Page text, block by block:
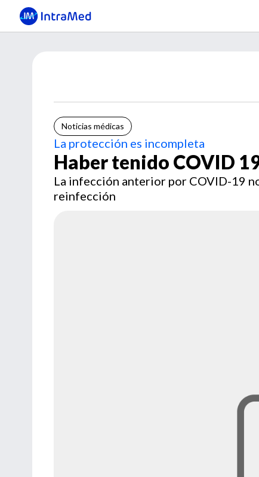
Noticias médicas
La protección es incompleta
Haber tenido COVID
La infección anterior por COVID-19
reinfección